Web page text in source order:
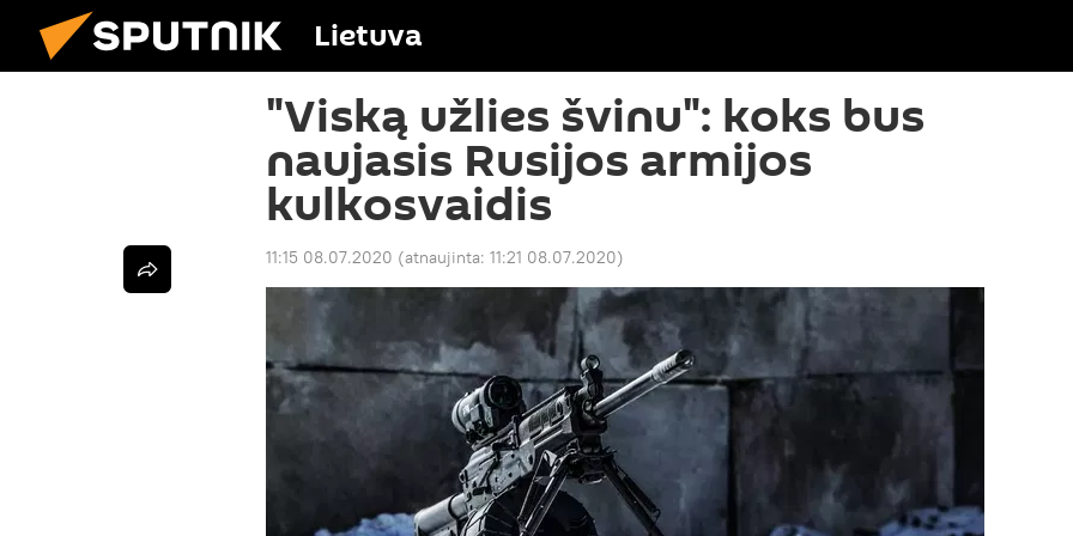
Lietuva
"Viską užlies švinu": koks bus
naujasis Rusijos armijos
kulkosvaidis
11:15 08.07.2020 (atnaujinta: 11:21 08.07.2020)